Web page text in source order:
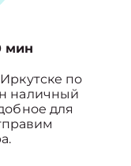
мин
по
наличный
для